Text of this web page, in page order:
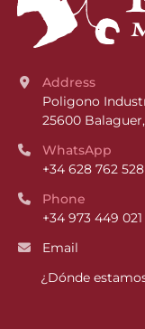
Address
Poligono
25600
WhatsApp
+34 628 762 528
Phone
+34 973 449 021
Email
¿Dónde